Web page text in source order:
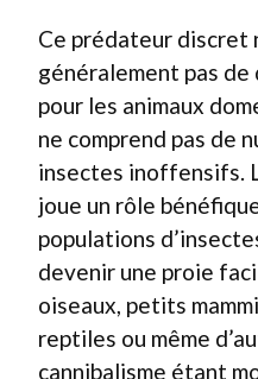
Ce prédateur discret
généralement pas de
pour les animaux
ne comprend pas de
insectes inoffensifs.
joue un rôle
populations
devenir une proie
oiseaux, petits
reptiles ou même
cannibalisme étant